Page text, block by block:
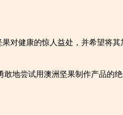
对健康的惊人益处，并希望将其
地尝试用澳洲坚果制作产品的